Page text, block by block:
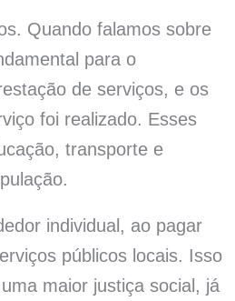
Quando falamos sobre
para o
de serviços, e os
foi realizado. Esses
transporte e
individual, ao pagar
públicos locais. Isso
maior justiça social, já